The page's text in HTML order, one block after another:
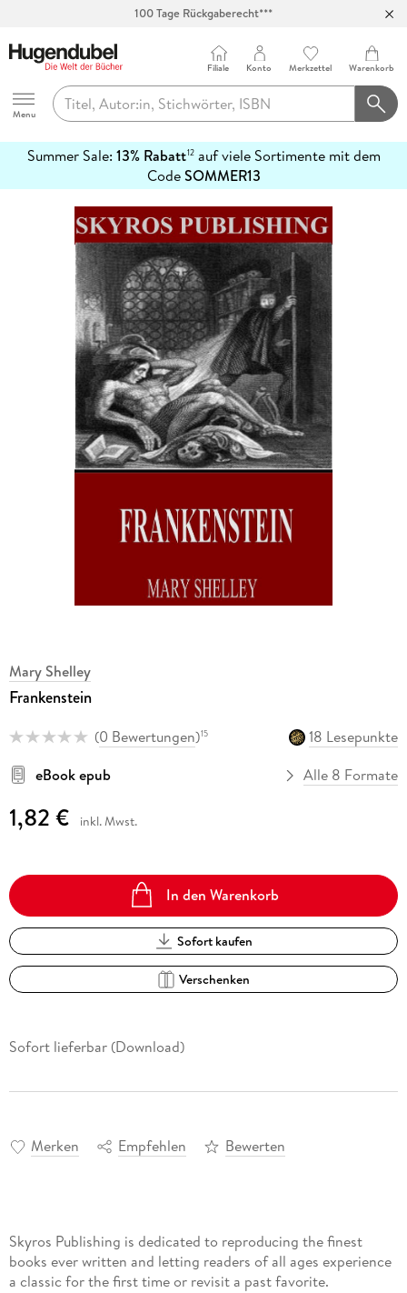
100 Tage Rückgaberecht***
Hugendubel
Menu
Filiale Konto Merkzettel Warenkorb
Summer Sale: 13% Rabatt12auf viele Sortimente mit dem
CodeSOMMER13
erfahren
Mary Shelley
Frankenstein
(0 Bewertungen)15
18 Lesepunkte
eBook epub
Alle 8 Formate
1,82 € inkl. Mwst.
In den Warenkorb
Sofort kaufen
Verschenken
Sofort lieferbar (Download)
Merken Empfehlen Bewerten
Skyros Publishing is dedicated to reproducing the finest
books ever written and letting readers of all ages experience
a classic for the first time or revisit a past favorite.